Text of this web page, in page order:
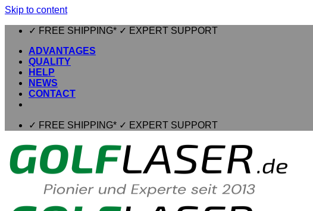
Skip to content
✓ FREE SHIPPING* ✓ EXPERT SUPPORT
ADVANTAGES
QUALITY
HELP
NEWS
CONTACT
✓ FREE SHIPPING* ✓ EXPERT SUPPORT